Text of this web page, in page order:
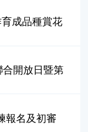
成品種賞花
合開放日暨第
報名及初審